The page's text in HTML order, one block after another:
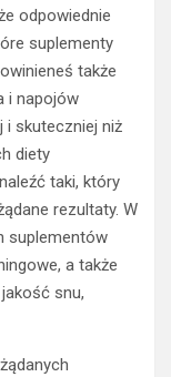
odpowiednie
suplementy
także
i napojów
i skuteczniej niż
diety
taki, który
rezultaty. W
suplementów
a także
snu,